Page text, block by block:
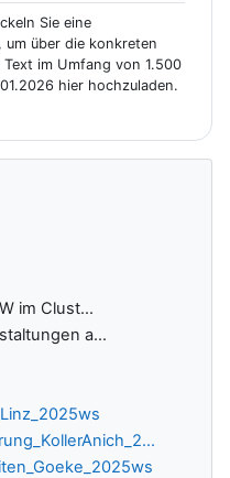
Sie eine
über die konkreten
im Umfang von 1.500
hier hochzuladen.
im Clust...
a...